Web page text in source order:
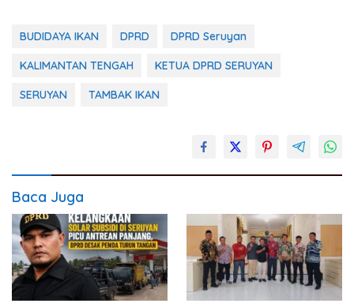
BUDIDAYA IKAN DPRD DPRD Seruyan
KALIMANTAN TENGAH KETUA DPRD SERUYAN
SERUYAN TAMBAK IKAN
Baca Juga